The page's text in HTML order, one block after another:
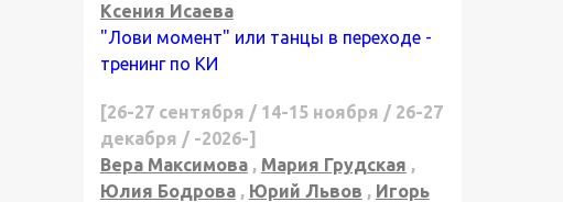
Ксения Исаева
"Лови момент" или танцы в переходе -
тренинг по КИ
[26-27 сентября / 14-15 ноября / 26-27
декабря / -2026-]
Вера Максимова, Мария Грудская ,
Юлия Бодрова, Юрий Львов , Игорь